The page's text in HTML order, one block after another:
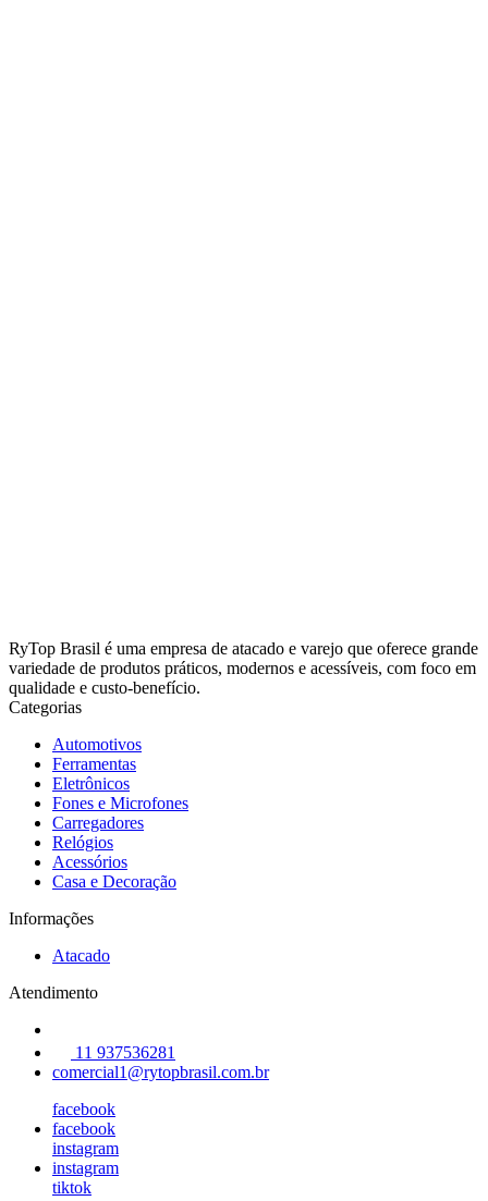
RyTop Brasil é uma empresa de atacado e varejo que oferece grande
variedade de produtos práticos, modernos e acessíveis, com foco em
qualidade e custo-benefício.
Categorias
Automotivos
Ferramentas
Eletrônicos
Fones e Microfones
Carregadores
Relógios
Acessórios
Casa e Decoração
Informações
Atacado
Atendimento
11 937536281
comercial1@rytopbrasil.com.br
facebook
facebook
instagram
instagram
tiktok